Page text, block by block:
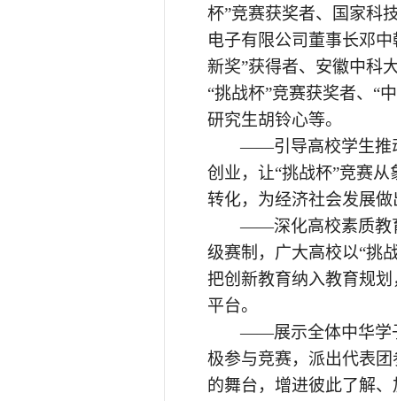
杯”竞赛获奖者、国家科
电子有限公司董事长邓
新奖”获得者、安徽中科
“挑战杯”竞赛获奖者、“
研究生胡铃心等。
——引导高校学生推
创业，让“挑战杯”竞赛
转化，为经济社会发展
——深化高校素质教
级赛制，广大高校以“挑
把创新教育纳入教育规
平台。
——展示全体中华学
极参与竞赛，派出代表
的舞台，增进彼此了解